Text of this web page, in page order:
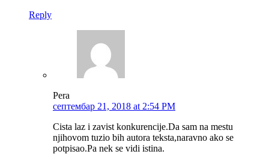
Reply
Pera
септембар 21, 2018 at 2:54 PM
Cista laz i zavist konkurencije.Da sam na mestu
njihovom tuzio bih autora teksta,naravno ako se
potpisao.Pa nek se vidi istina.